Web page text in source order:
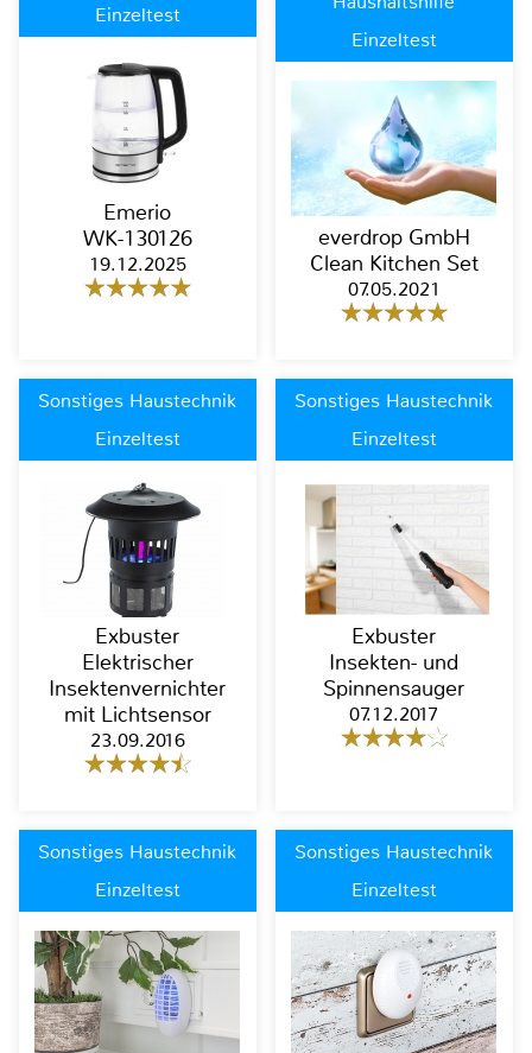
Einzeltest
Emerio
WK-130126
19.12.2025
Einzeltest
everdrop GmbH
Clean Kitchen Set
07.05.2021
Sonstiges Haustechnik
Einzeltest
Exbuster
Elektrischer
Insektenvernichter
mit Lichtsensor
23.09.2016
Sonstiges Haustechnik
Einzeltest
Exbuster
Insekten- und
Spinnensauger
07.12.2017
Sonstiges Haustechnik
Einzeltest
Sonstiges Haustechnik
Einzeltest